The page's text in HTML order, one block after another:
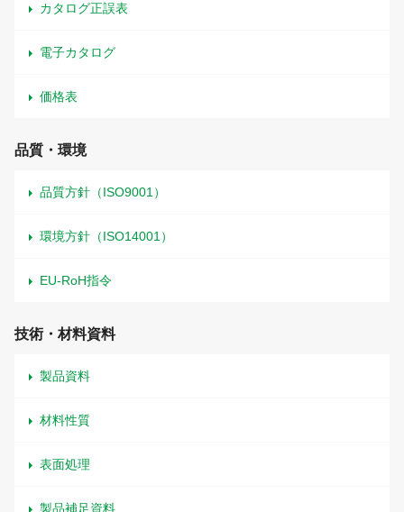
カタログ正誤表
電子カタログ
価格表
品質・環境
品質方針（ISO9001）
環境方針（ISO14001）
EU-RoH指令
技術・材料資料
製品資料
材料性質
表面処理
製品補足資料